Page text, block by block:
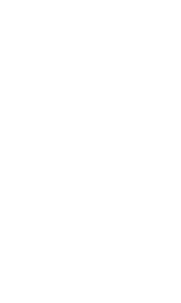
[fueron
empezó por el
hermano
lo inspiré a
hermano [de
Dios así lo
través del
sabio está El
la copa fue
los hermanos]